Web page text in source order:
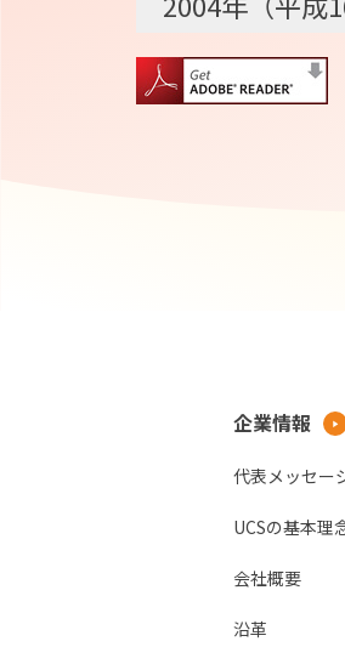
企業情報
代表メッセー
UCSの基本理
会社概要
沿革